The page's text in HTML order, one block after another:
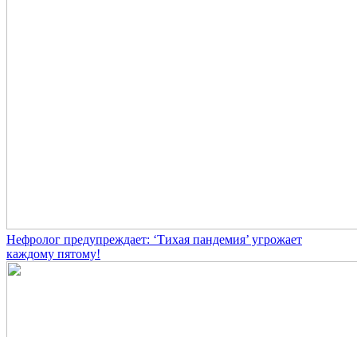
Нефролог предупреждает: ‘Тихая пандемия’ угрожает
каждому пятому!